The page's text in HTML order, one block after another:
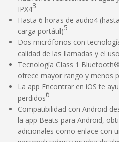
IPX43
Hasta 6 horas de audio4
carga portátil)5
Dos micrófonos con
calidad de las llamadas y el
Tecnología Class 1
ofrece mayor rango y menos
La app Encontrar en iOS te
perdidos6
Compatibilidad con Android
la app Beats para Android,
adicionales como enlace con